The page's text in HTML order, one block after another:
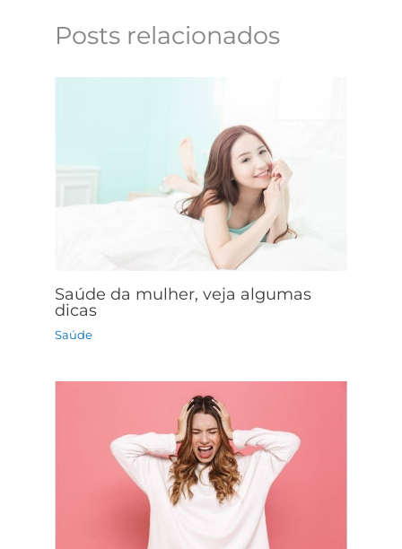
Posts relacionados
Saúde da mulher, veja algumas
dicas
Saúde